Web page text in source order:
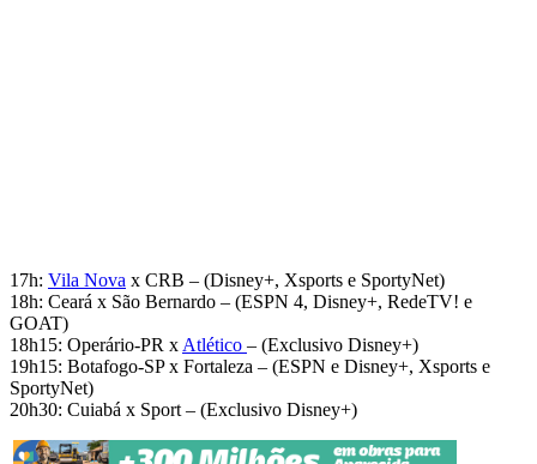
17h: Vila Nova x CRB – (Disney+, Xsports e SportyNet)
18h: Ceará x São Bernardo – (ESPN 4, Disney+, RedeTV! e
GOAT)
18h15: Operário-PR x Atlético – (Exclusivo Disney+)
19h15: Botafogo-SP x Fortaleza – (ESPN e Disney+, Xsports e
SportyNet)
20h30: Cuiabá x Sport – (Exclusivo Disney+)